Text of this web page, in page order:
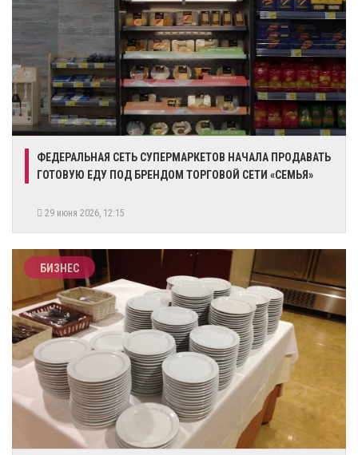
ФЕДЕРАЛЬНАЯ СЕТЬ СУПЕРМАРКЕТОВ НАЧАЛА ПРОДАВАТЬ
ГОТОВУЮ ЕДУ ПОД БРЕНДОМ ТОРГОВОЙ СЕТИ «СЕМЬЯ»
29 июня 2026, 12:15
БИЗНЕС